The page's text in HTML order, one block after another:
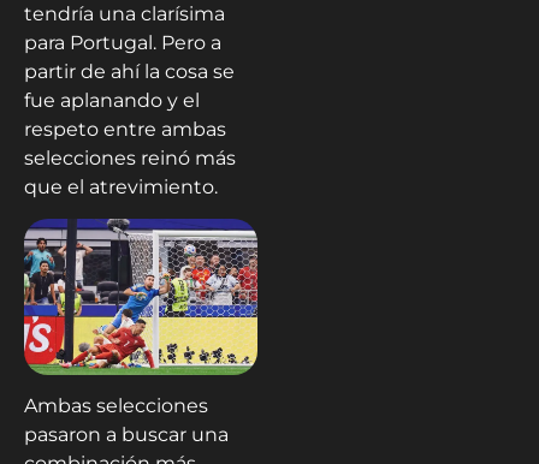
tendría una clarísima
para Portugal. Pero a
partir de ahí la cosa se
fue aplanando y el
respeto entre ambas
selecciones reinó más
que el atrevimiento.
Ambas selecciones
pasaron a buscar una